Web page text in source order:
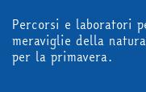
Percorsi e laboratori
meraviglie della
per la primavera.